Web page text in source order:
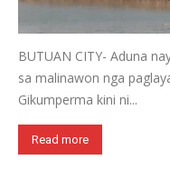
BUTUAN CITY- Aduna
sa malinawon nga
Gikumperma kini ni...
Read more